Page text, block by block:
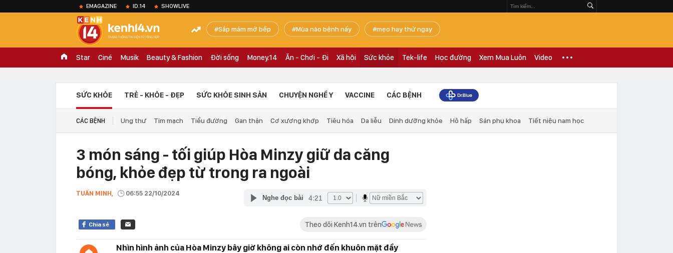
EMAGAZINE ID.14 SHOWLIVE
Sắp mâm mở bếp Mùa nào bệnh nấy mẹo hay thử ngay
Star Ciné Musik Beauty & Fashion Đời sống Money.14 Ăn - Chơi - Đi Xã hội Sức khỏe Tek-life Học đường Xem Mua Luôn Video
SỨC KHỎE TRẺ - KHỎE - ĐẸP SỨC KHỎE SINH SẢN CHUYỆN NGHỀ Y VACCINE CÁC BỆNH
CÁC BỆNH Ung thư Tim mạch Tiểu đường Gan thận Cơ xương khớp Tiêu hóa Da liễu Dinh dưỡng khỏe Hô hấp Sản phụ khoa Tiết niệu nam học
3 món sáng - tối giúp Hòa Minzy giữ da căng
bóng, khỏe đẹp từ trong ra ngoài
TUẤN MINH, 06:55 22/10/2024
Nghe đọc bài 4:21
Chia sẻ Theo dõi Kenh14.vn trên
Nhìn hình ảnh của Hòa Minzy bây giờ không ai còn nhớ đến khuôn mặt đầy